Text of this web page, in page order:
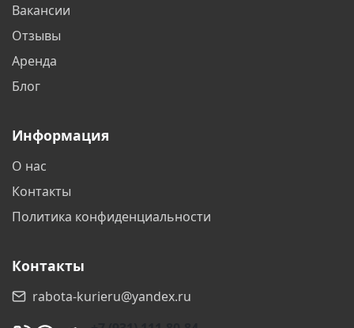
Вакансии
Отзывы
Аренда
Блог
Информация
О нас
Контакты
Политика конфиденциальности
Контакты
rabota-kurieru@yandex.ru